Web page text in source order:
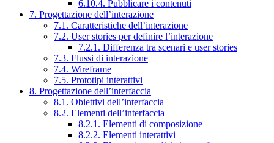
6.10.4. Pubblicare i contenuti
7. Progettazione dell’interazione
7.1. Caratteristiche dell’interazione
7.2. User stories per definire l’interazione
7.2.1. Differenza tra scenari e user stories
7.3. Flussi di interazione
7.4. Wireframe
7.5. Prototipi interattivi
8. Progettazione dell’interfaccia
8.1. Obiettivi dell’interfaccia
8.2. Elementi dell’interfaccia
8.2.1. Elementi di composizione
8.2.2. Elementi interattivi